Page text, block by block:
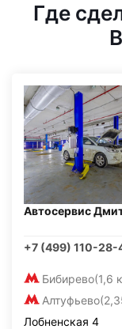
Где
Автосервис
+7 (499) 110-28-
Бибирево(1,6
Алтуфьево
Лобненская 4